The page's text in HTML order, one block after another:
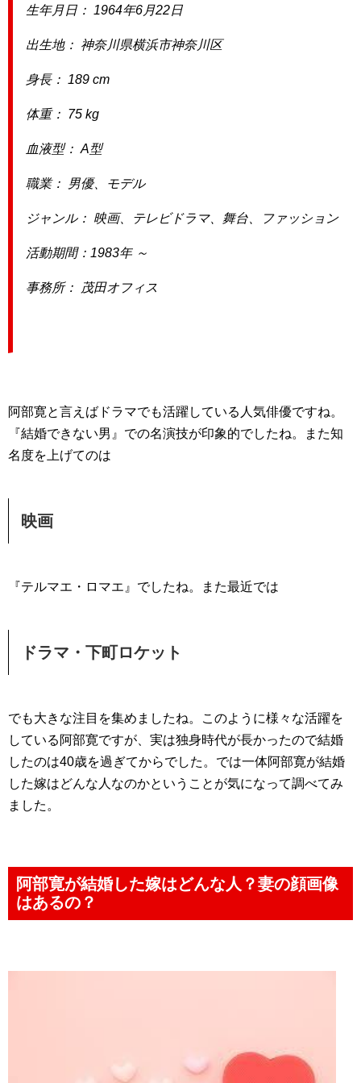
生年月日： 1964年6月22日
出生地： 神奈川県横浜市神奈川区
身長： 189 cm
体重： 75 kg
血液型： A型
職業： 男優、モデル
ジャンル： 映画、テレビドラマ、舞台、ファッション
活動期間：1983年 ～
事務所： 茂田オフィス
阿部寛と言えばドラマでも活躍している人気俳優ですね。
『結婚できない男』での名演技が印象的でしたね。また知
名度を上げてのは
映画
『テルマエ・ロマエ』でしたね。また最近では
ドラマ・下町ロケット
でも大きな注目を集めましたね。このように様々な活躍を
している阿部寛ですが、実は独身時代が長かったので結婚
したのは40歳を過ぎてからでした。では一体阿部寛が結婚
した嫁はどんな人なのかということが気になって調べてみ
ました。
阿部寛が結婚した嫁はどんな人？妻の顔画像
はあるの？